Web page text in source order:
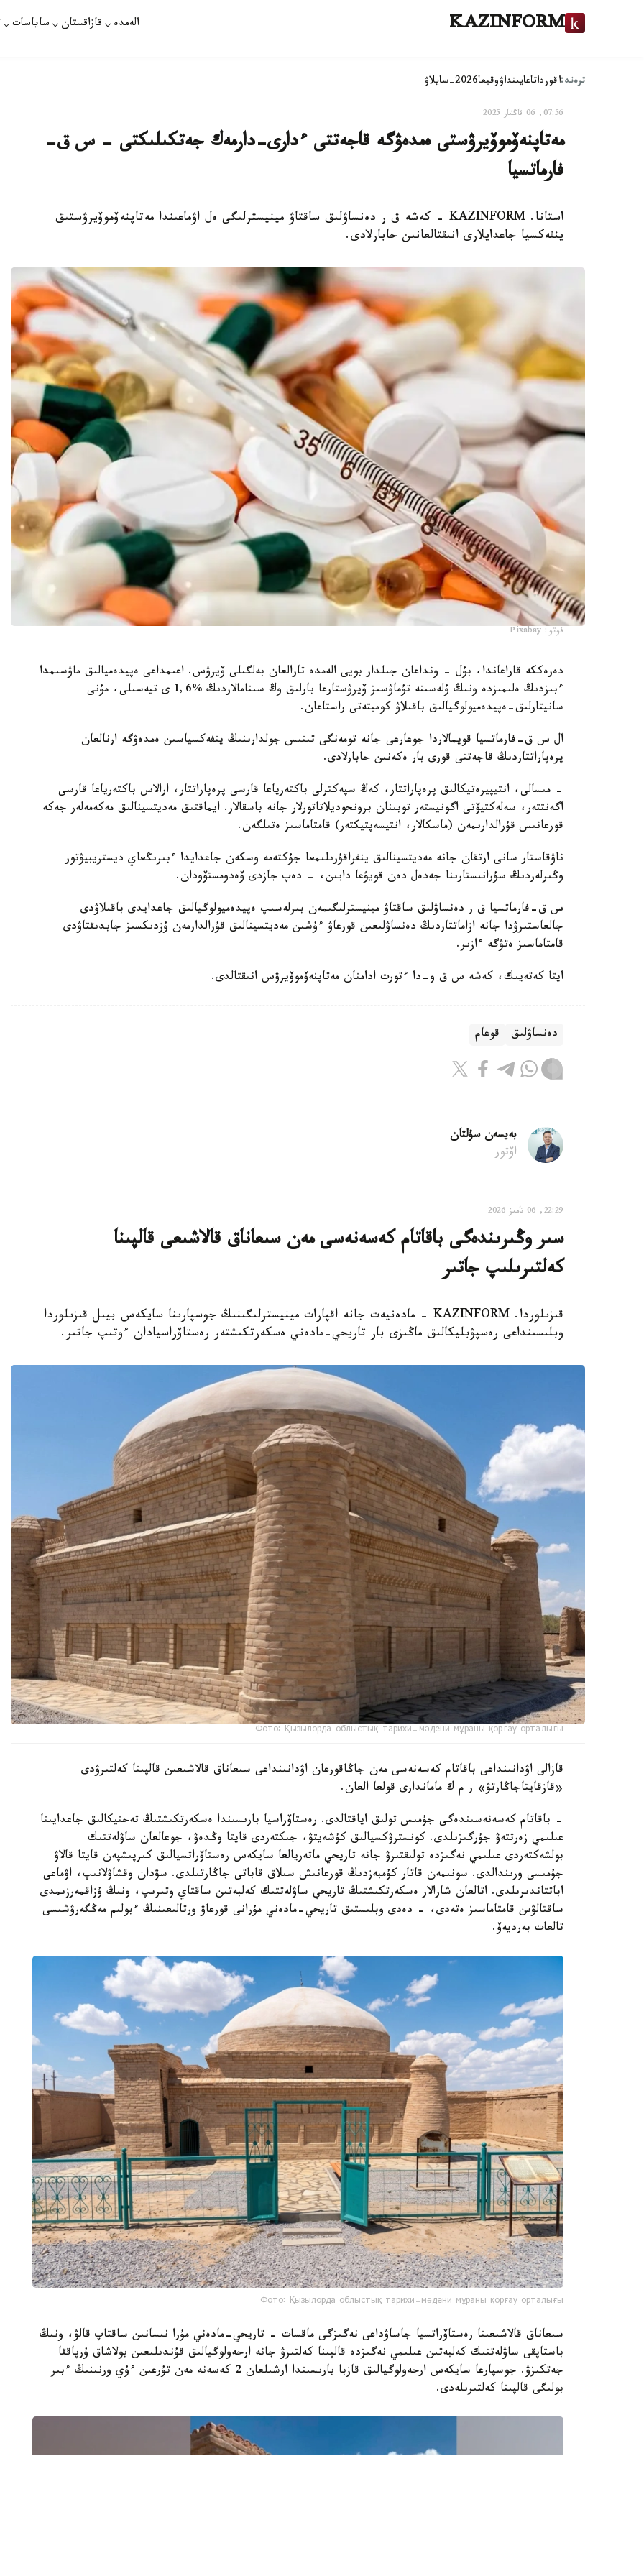
KAZINFORM الەمدە قازاقستان ساياسات
ترەند:اقورداتاعايىنداۋوقيعا2026-سايلاۋ
07:56, 06 قاڭتار 2025
مەتاپنەۆموۆيرۋستى ەمدەۋگە قاجەتتى ءدارى-دارمەك جەتكىلىكتى - س ق-
فارماتسيا
استانا. KAZINFORM - كەشە ق ر دەنساۋلىق ساقتاۋ مينيسترلىگى ەل اۋماعىندا مەتاپنەۆموۆيرۋستىق
ينفەكسيا جاعدايلارى انىقتالعانىن حابارلادى.
فوتو: Pixabay
دەرەككە قاراعاندا، بۇل - ونداعان جىلدار بويى الەمدە تارالعان بەلگىلى ۆيرۋس. اعىمداعى ەپيدەميالىق ماۋسىمدا
ءبىزدىڭ ەلىمىزدە ونىڭ ۇلەسىنە تۇماۋسىز ۆيرۋستارعا بارلىق وڭ سىنامالاردىڭ %1,6 ى تيەسىلى، مۇنى
سانيتارلىق-ەپيدەميولوگيالىق باقىلاۋ كوميتەتى راستاعان.
ال س ق-فارماتسيا قويمالاردا جوعارعى جانە تومەنگى تىنىس جولدارىنىڭ ينفەكسياسىن ەمدەۋگە ارنالعان
پرەپاراتتاردىڭ قاجەتتى قورى بار ەكەنىن حابارلادى.
- مىسالى، انتيپيرەتيكالىق پرەپاراتتار، كەڭ سپەكترلى باكتەرياعا قارسى پرەپاراتتار، ارالاس باكتەرياعا قارسى
اگەنتتەر، سەلەكتيۆتى اگونيستەر توبىنان برونحوديلاتاتورلار جانە باسقالار. ايماقتىق مەديتسينالىق مەكەمەلەر جەكە
قورعانىس قۇرالدارىمەن (ماسكالار، انتيسەپتيكتەر) قامتاماسىز ەتىلگەن.
ناۋقاستار سانى ارتقان جانە مەديتسينالىق ينفراقۇرىلىمعا جۇكتەمە وسكەن جاعدايدا ءبىرىڭعاي ديستريبيۋتور
وڭىرلەردىڭ سۇرانىستارىنا جەدەل دەن قويۋعا دايىن، - دەپ جازدى ۆەدومستۆودان.
س ق-فارماتسيا ق ر دەنساۋلىق ساقتاۋ مينيسترلىگىمەن بىرلەسىپ ەپيدەميولوگيالىق جاعدايدى باقىلاۋدى
جالعاستىرۋدا جانە ازاماتتاردىڭ دەنساۋلىعىن قورعاۋ ءۇشىن مەديتسينالىق قۇرالدارمەن ۇزدىكسىز جابدىقتاۋدى
قامتاماسىز ەتۋگە ءازىر.
ايتا كەتەيىك، كەشە س ق و-دا ءتورت ادامنان مەتاپنەۆموۆيرۋس انىقتالدى.
دەنساۋلىق قوعام
بەيسەن سۇلتان
اۆتور
22:29, 06 تامىز 2026
سىر وڭىرىندەگى باقاتام كەسەنەسى مەن سىعاناق قالاشىعى قالپىنا
كەلتىرىلىپ جاتىر
قىزىلوردا. KAZINFORM - مادەنيەت جانە اقپارات مينيسترلىگىنىڭ جوسپارىنا سايكەس بيىل قىزىلوردا
وبلىسىنداعى رەسپۋبليكالىق ماڭىزى بار تاريحي-مادەني ەسكەرتكىشتەر رەستاۆراسيادان ءوتىپ جاتىر.
Фото: Қызылорда облыстық тарихи-мәдени мұраны қорғау орталығы
قازالى اۋدانىنداعى باقاتام كەسەنەسى مەن جاڭاقورعان اۋدانىنداعى سىعاناق قالاشىعىن قالپىنا كەلتىرۋدى
«قازقايتاجاڭارتۋ» ر م ك ماماندارى قولعا العان.
- باقاتام كەسەنەسىندەگى جۇمىس تولىق اياقتالدى. رەستاۆراسيا بارىسىندا ەسكەرتكىشتىڭ تەحنيكالىق جاعدايىنا
عىلىمي زەرتتەۋ جۇرگىزىلدى. كونسترۋكسيالىق كۇشەيتۋ، جىكتەردى قايتا وڭدەۋ، جوعالعان ساۋلەتتىك
بولشەكتەردى عىلىمي نەگىزدە تولىقتىرۋ جانە تاريحي ماتەريالعا سايكەس رەستاۆراتسيالىق كىرپىشپەن قايتا قالاۋ
جۇمىسى ورىندالدى. سونىمەن قاتار كۇمبەزدىڭ قورعانىش سىلاق قاباتى جاڭارتىلدى. سۋدان وقشاۋلانىپ، اۋماعى
اباتتاندىرىلدى. اتالعان شارالار ەسكەرتكىشتىڭ تاريحي ساۋلەتتىك كەلبەتىن ساقتاي وتىرىپ، ونىڭ ۇزاقمەرزىمدى
ساقتالۋىن قامتاماسىز ەتەدى، - دەدى وبلىستىق تاريحي-مادەني مۇرانى قورعاۋ ورتالىعىنىڭ ءبولىم مەڭگەرۋشىسى
تالعات بەرديەۆ.
Фото: Қызылорда облыстық тарихи-мәдени мұраны қорғау орталығы
سىعاناق قالاشىعىنا رەستاۆراتسيا جاساۋداعى نەگىزگى ماقسات - تاريحي-مادەني مۇرا نىسانىن ساقتاپ قالۋ، ونىڭ
باستاپقى ساۋلەتتىك كەلبەتىن عىلىمي نەگىزدە قالپىنا كەلتىرۋ جانە ارحەولوگيالىق قۇندىلىعىن بولاشاق ۇرپاققا
جەتكىزۋ. جوسپارعا سايكەس ارحەولوگيالىق قازبا بارىسىندا ارشىلعان 2 كەسەنە مەن تۇرعىن ءۇي ورنىنىڭ ءبىر
بولىگى قالپىنا كەلتىرىلەدى.